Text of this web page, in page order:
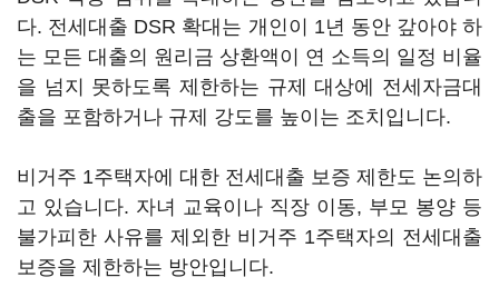
다. 전세대출 DSR 확대는 개인이 1년 동안 갚아야 하
는 모든 대출의 원리금 상환액이 연 소득의 일정 비율
을 넘지 못하도록 제한하는 규제 대상에 전세자금대
출을 포함하거나 규제 강도를 높이는 조치입니다.
비거주 1주택자에 대한 전세대출 보증 제한도 논의하
고 있습니다. 자녀 교육이나 직장 이동, 부모 봉양 등
불가피한 사유를 제외한 비거주 1주택자의 전세대출
보증을 제한하는 방안입니다.